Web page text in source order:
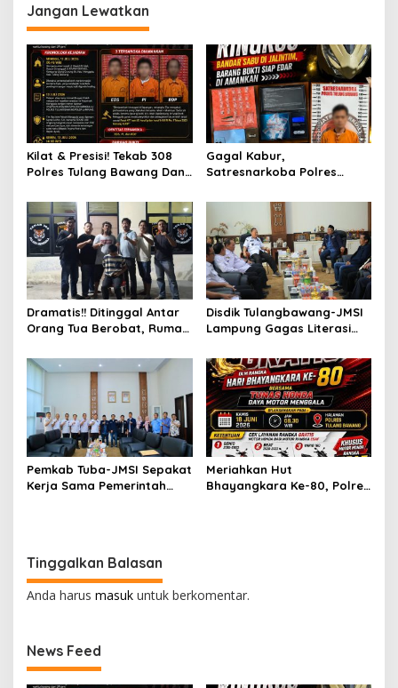
a
s
i
p
o
s
Jangan Lewatkan
Kilat & Presisi! Tekab 308
Polres Tulang Bawang Dan
Komplotan Spesialis
Pencurian Rumah Ibadah
Gagal Kabur,
Satresnarkoba Polres
Bandar Sabu Di Jalintim,
Barang Bukti Siap Edar Di
Amankan
Dramatis!! Ditinggal Antar
Orang Tua Berobat, Rumah
Bobol Maling, Tim
Gabungan URC TEKAB 308
Gulung Pelaku Di Tempat
Persembunyian
Disdik Tulangbawang-JMSI
Lampung Gagas Literasi
Pemkab Tuba-JMSI Sepakat
Kerja Sama Pemerintah
Meriahkan Hut
Bhayangkara Ke-80, Polres
Tinggalkan Balasan
Anda harus masuk untuk berkomentar.
News Feed